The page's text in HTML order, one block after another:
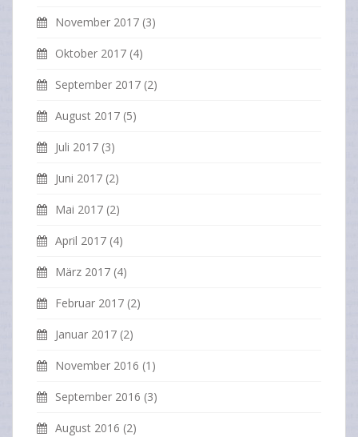
November 2017 (3)
Oktober 2017 (4)
September 2017 (2)
August 2017 (5)
Juli 2017 (3)
Juni 2017 (2)
Mai 2017 (2)
April 2017 (4)
März 2017 (4)
Februar 2017 (2)
Januar 2017 (2)
November 2016 (1)
September 2016 (3)
August 2016 (2)